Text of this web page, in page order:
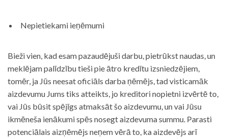
Nepietiekami ieņēmumi
Bieži vien, kad esam pazaudējuši darbu, pietrūkst naudas, un
meklējam palīdzību tieši pie ātro kredītu izsniedzējiem,
tomēr, ja Jūs neesat oficiāls darba ņēmējs, tad visticamāk
aizdevumu Jums tiks atteikts, jo kreditori nopietni izvērtē to,
vai Jūs būsit spējīgs atmaksāt šo aizdevumu, un vai Jūsu
ikmēneša ienākumi spēs nosegt aizdevuma summu. Parasti
potenciālais aizņēmējs neņem vērā to, ka aizdevējs arī